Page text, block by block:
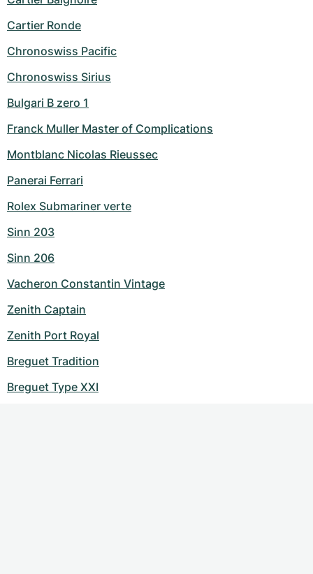
Cartier Ronde
Chronoswiss Pacific
Chronoswiss Sirius
Bulgari B zero 1
Franck Muller Master of Complications
Montblanc Nicolas Rieussec
Panerai Ferrari
Rolex Submariner verte
Sinn 203
Sinn 206
Vacheron Constantin Vintage
Zenith Captain
Zenith Port Royal
Breguet Tradition
Breguet Type XXI